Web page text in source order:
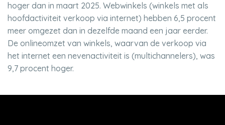
hoger dan in maart 2025. Webwinkels (winkels met als
hoofdactiviteit verkoop via internet) hebben 6,5 procent
meer omgezet dan in dezelfde maand een jaar eerder.
De onlineomzet van winkels, waarvan de verkoop via
het internet een nevenactiviteit is (multichannelers), was
9,7 procent hoger.